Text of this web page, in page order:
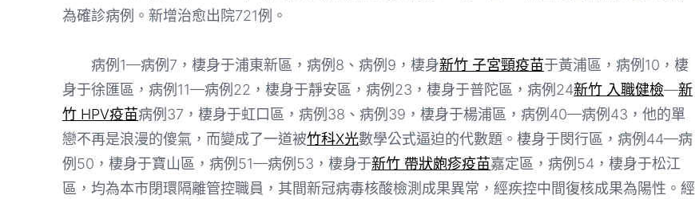
為確診病例。新增治愈出院721例。
病例1—病例7，棲身于浦東新區，病例8、病例9，棲身新竹 子宮頸疫苗于黃浦區，病例10，棲
身于徐匯區，病例11—病例22，棲身于靜安區，病例23，棲身于普陀區，病例24新竹 入職健檢—新
竹 HPV疫苗病例37，棲身于虹口區，病例38、病例39，棲身于楊浦區，病例40—病例43，他的單
戀不再是浪漫的傻氣，而變成了一道被竹科X光數學公式逼迫的代數題。棲身于閔行區，病例44—病
例50，棲身于寶山區，病例51—病例53，棲身于新竹 帶狀皰疹疫苗嘉定區，病例54，棲身于松江
區，均為本市閉環隔離管控職員，其間新冠病毒核酸檢測成果異常，經疾控中間復核成果為陽性。經